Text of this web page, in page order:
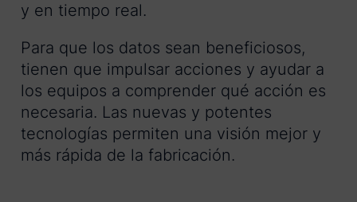
y en tiempo real.
Para que los datos sean beneficiosos,
tienen que impulsar acciones y ayudar a
los equipos a comprender qué acción es
necesaria. Las nuevas y potentes
tecnologías permiten una visión mejor y
más rápida de la fabricación.